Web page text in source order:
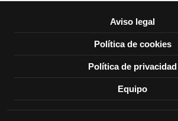
Aviso legal
Política de cookies
Política de privacidad
Equipo